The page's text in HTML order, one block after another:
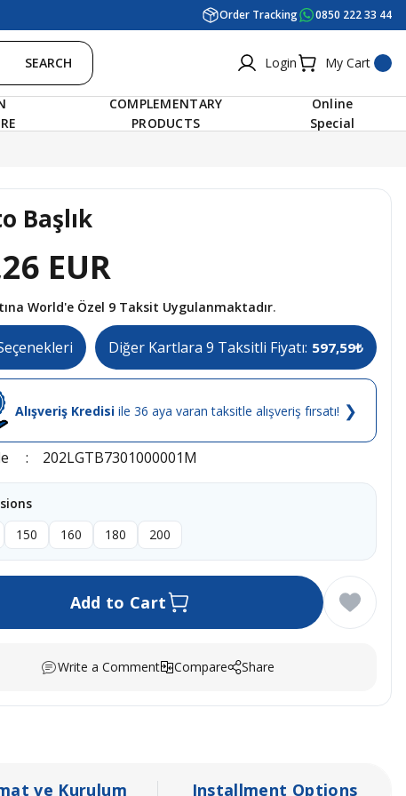
Order Tracking 0850 222 33 44
SEARCH Login My Cart
COMPLEMENTARY
PRODUCTS
Online
Special
Başlık
EUR
World'e Özel 9 Taksit Uygulanmaktadır.
Diğer Kartlara 9 Taksitli Fiyatı: 597,59₺
Alışveriş Kredisi ile 36 aya varan taksitle alışveriş fırsatı! ❯
202LGTB7301000001M
150 160 180 200
Add to Cart
Write a Comment Compare Share
ve Kurulum Installment Options